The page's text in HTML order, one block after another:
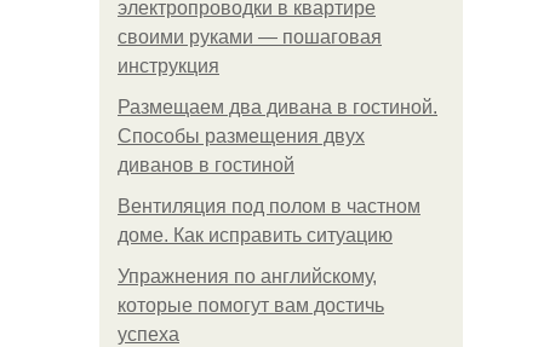
электропроводки в квартире
своими руками — пошаговая
инструкция
Размещаем два дивана в гостиной.
Способы размещения двух
диванов в гостиной
Вентиляция под полом в частном
доме. Как исправить ситуацию
Упражнения по английскому,
которые помогут вам достичь
успеха